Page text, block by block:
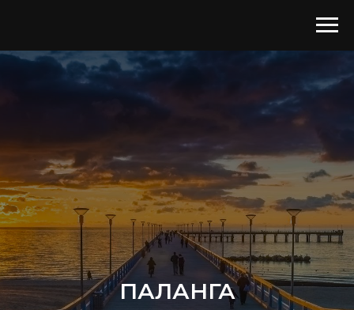
ПАЛАНГА